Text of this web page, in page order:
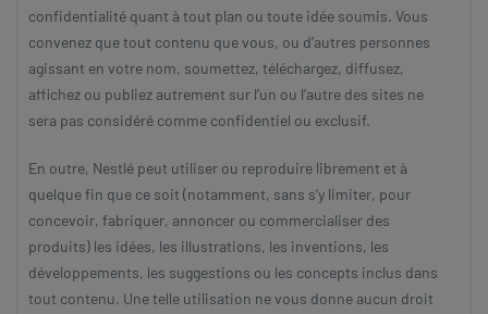
confidentialité quant à tout plan ou toute idée soumis. Vous
convenez que tout contenu que vous, ou d’autres personnes
agissant en votre nom, soumettez, téléchargez, diffusez,
affichez ou publiez autrement sur l’un ou l’autre des sites ne
sera pas considéré comme confidentiel ou exclusif.
En outre, Nestlé peut utiliser ou reproduire librement et à
quelque fin que ce soit (notamment, sans s’y limiter, pour
concevoir, fabriquer, annoncer ou commercialiser des
produits) les idées, les illustrations, les inventions, les
développements, les suggestions ou les concepts inclus dans
tout contenu. Une telle utilisation ne vous donne aucun droit